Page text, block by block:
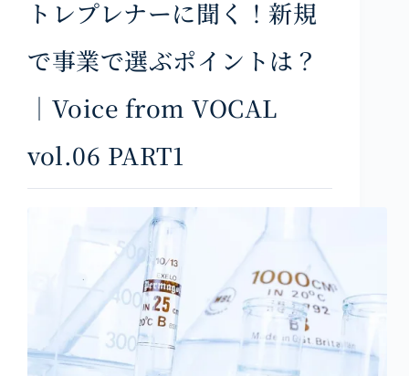
トレプレナーに聞く！新規
で事業で選ぶポイントは？
｜Voice from VOCAL
vol.06 PART1